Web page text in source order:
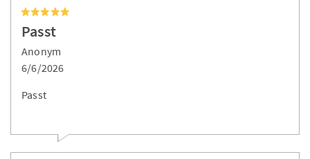
Passt
Anonym
6/6/2026
Passt